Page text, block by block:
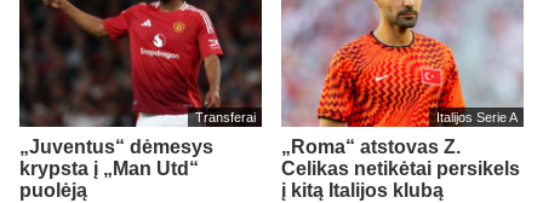
Transferai
„Juventus“ dėmesys
krypsta į „Man Utd“
puolėją
Italijos Serie A
„Roma“ atstovas Z.
Celikas netikėtai persikels
į kitą Italijos klubą